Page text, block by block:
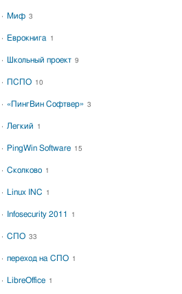
Миф 3
Еврокнига 1
Школьный проект 9
ПСПО 10
«ПингВин Софтвер» 3
Легкий 1
PingWin Software 15
Сколково 1
Linux INC 1
Infosecurity 2011 1
СПО 33
переход на СПО 1
LibreOffice 1